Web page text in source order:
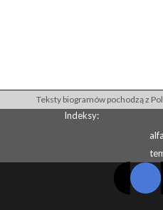
Teksty biogramów pochodzą z
Indeksy: